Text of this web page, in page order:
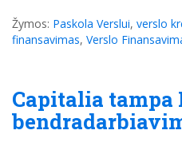
Žymos: Paskola Verslui, verslo
finansavimas, Verslo
Capitalia tampa